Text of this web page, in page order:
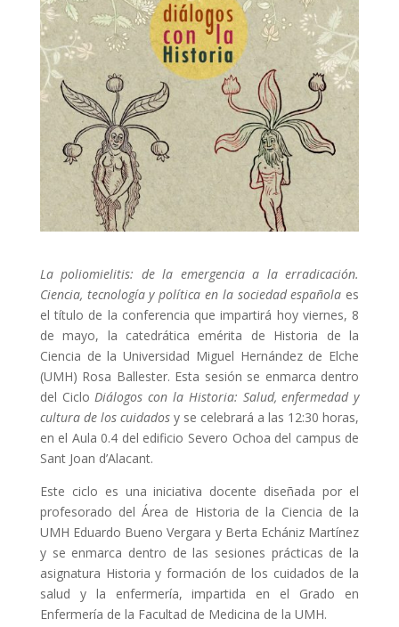
La poliomielitis: de la emergencia a la erradicación.
Ciencia, tecnología y política en la sociedad española es
el título de la conferencia que impartirá hoy viernes, 8
de mayo, la catedrática emérita de Historia de la
Ciencia de la Universidad Miguel Hernández de Elche
(UMH) Rosa Ballester. Esta sesión se enmarca dentro
del Ciclo Diálogos con la Historia: Salud, enfermedad y
cultura de los cuidadosy se celebrará a las 12:30 horas,
en el Aula 0.4 del edificio Severo Ochoa del campus de
Sant Joan d’Alacant.
Este ciclo es una iniciativa docente diseñada por el
profesorado del Área de Historia de la Ciencia de la
UMH Eduardo Bueno Vergara y Berta Echániz Martínez
y se enmarca dentro de las sesiones prácticas de la
asignatura Historia y formación de los cuidados de la
salud y la enfermería, impartida en el Grado en
Enfermería de la Facultad de Medicina de la UMH.